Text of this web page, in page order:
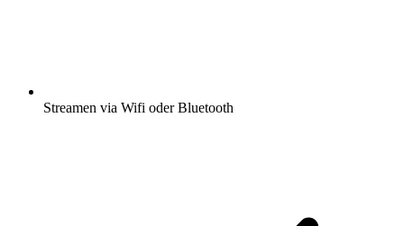
Streamen via Wifi oder Bluetooth